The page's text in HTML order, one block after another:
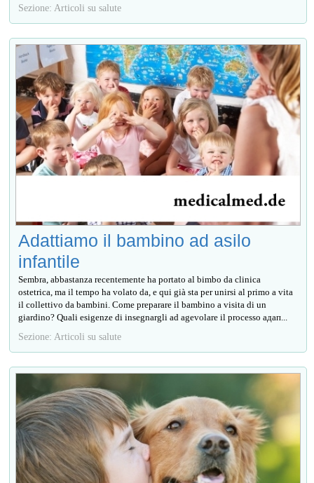
Sezione: Articoli su salute
Adattiamo il bambino ad asilo
infantile
Sembra, abbastanza recentemente ha portato al bimbo da clinica
ostetrica, ma il tempo ha volato da, e qui già sta per unirsi al primo a vita
il collettivo da bambini. Come preparare il bambino a visita di un
giardino? Quali esigenze di insegnargli ad agevolare il processo адап...
Sezione: Articoli su salute